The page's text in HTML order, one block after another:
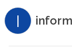
I